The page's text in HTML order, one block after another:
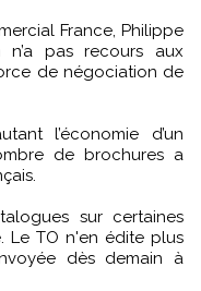
France, Philippe
pas recours aux
de négociation de
l’économie d’un
de brochures a
sur certaines
Le TO n'en édite plus
dès demain à